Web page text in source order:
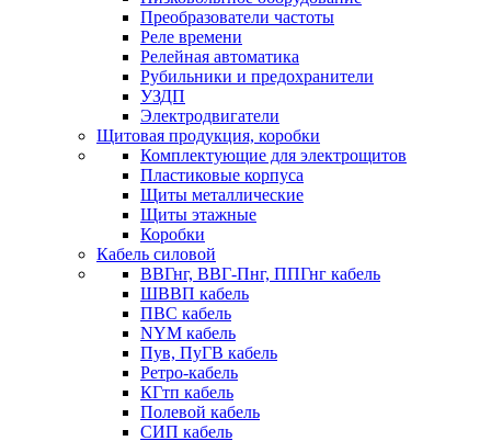
Преобразователи частоты
Реле времени
Релейная автоматика
Рубильники и предохранители
УЗДП
Электродвигатели
Щитовая продукция, коробки
Комплектующие для электрощитов
Пластиковые корпуса
Щиты металлические
Щиты этажные
Коробки
Кабель силовой
ВВГнг, ВВГ-Пнг, ППГнг кабель
ШВВП кабель
ПВС кабель
NYM кабель
Пув, ПуГВ кабель
Ретро-кабель
КГтп кабель
Полевой кабель
СИП кабель